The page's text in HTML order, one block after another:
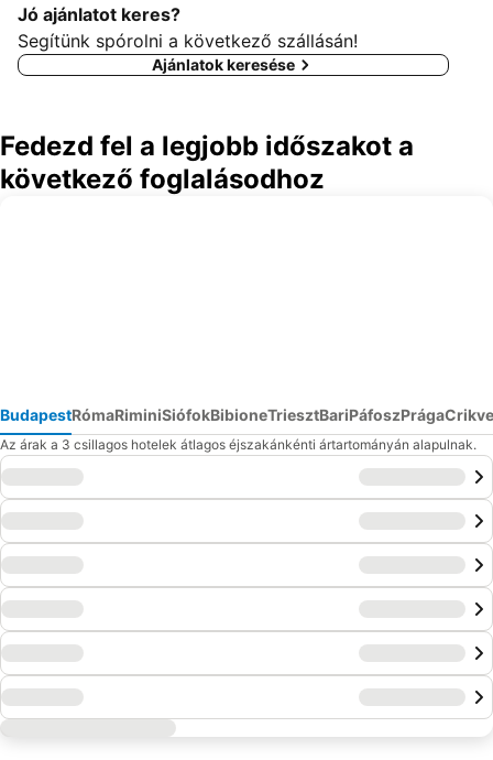
Jó ajánlatot keres?
Segítünk spórolni a következő szállásán!
Ajánlatok keresése
Fedezd fel a legjobb időszakot a
következő foglalásodhoz
BudapestRómaRiminiSiófokBibioneTriesztBariPáfoszPrága
Az árak a 3 csillagos hotelek átlagos éjszakánkénti ártartományán alapulnak.